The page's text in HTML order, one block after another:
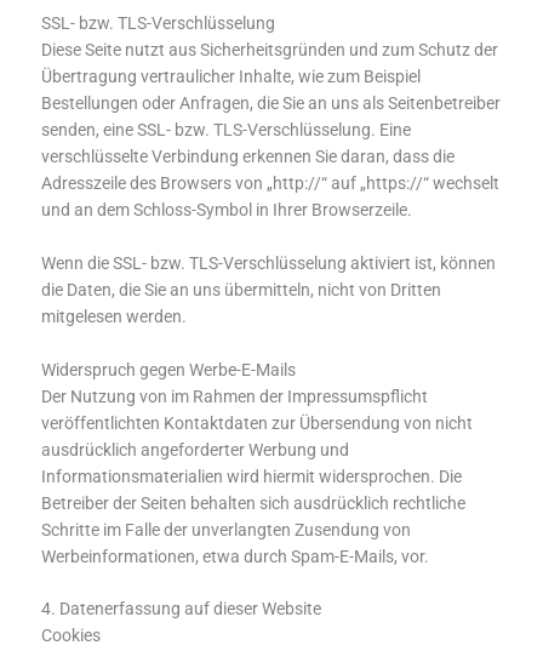
SSL- bzw. TLS-Verschlüsselung
Diese Seite nutzt aus Sicherheitsgründen und zum Schutz der
Übertragung vertraulicher Inhalte, wie zum Beispiel
Bestellungen oder Anfragen, die Sie an uns als Seitenbetreiber
senden, eine SSL- bzw. TLS-Verschlüsselung. Eine
verschlüsselte Verbindung erkennen Sie daran, dass die
Adresszeile des Browsers von „http://“ auf „https://“ wechselt
und an dem Schloss-Symbol in Ihrer Browserzeile.
Wenn die SSL- bzw. TLS-Verschlüsselung aktiviert ist, können
die Daten, die Sie an uns übermitteln, nicht von Dritten
mitgelesen werden.
Widerspruch gegen Werbe-E-Mails
Der Nutzung von im Rahmen der Impressumspflicht
veröffentlichten Kontaktdaten zur Übersendung von nicht
ausdrücklich angeforderter Werbung und
Informationsmaterialien wird hiermit widersprochen. Die
Betreiber der Seiten behalten sich ausdrücklich rechtliche
Schritte im Falle der unverlangten Zusendung von
Werbeinformationen, etwa durch Spam-E-Mails, vor.
4. Datenerfassung auf dieser Website
Cookies